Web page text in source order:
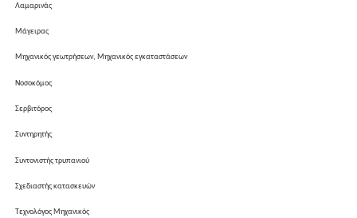
Λαμαρινάς
Μάγειρας
Μηχανικός γεωτρήσεων, Μηχανικός εγκαταστάσεων
Νοσοκόμος
Σερβιτόρος
Συντηρητής
Συντονιστής τρυπανιού
Σχεδιαστής κατασκευών
Τεχνολόγος Μηχανικός